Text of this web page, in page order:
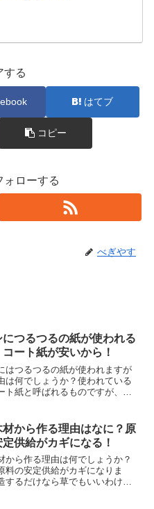
する
はてブ
コピー
ォローする
べぎやす
につるつるの紙が使われる
ート紙が安いから！
はつるつるの紙が使われますが
は何でしょうか？使われている
ト紙と呼ばれるものですが、こ
るの紙が使われるのはコストと
ランスがいいからです。
材から作る理由はなに？原
供給がカギになる！
から作る理由は何でしょうか？
料の安定供給がカギになりま
するだけなら草でもいいわけで